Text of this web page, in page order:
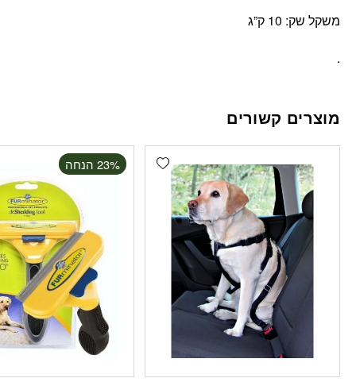
משקל שק: 10 ק”ג
.
מוצרים קשורים
Add wishlist
‫23% הנחה